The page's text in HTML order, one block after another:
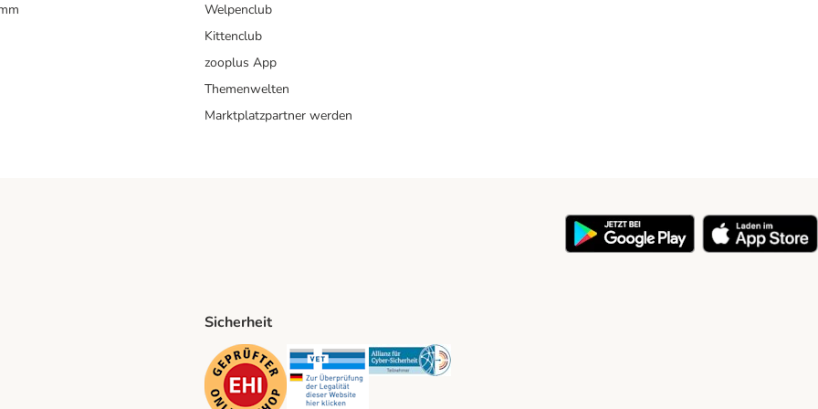
Welpenclub
Kittenclub
zooplus App
Themenwelten
Marktplatzpartner werden
Method
Sicherheit
Security Security Security